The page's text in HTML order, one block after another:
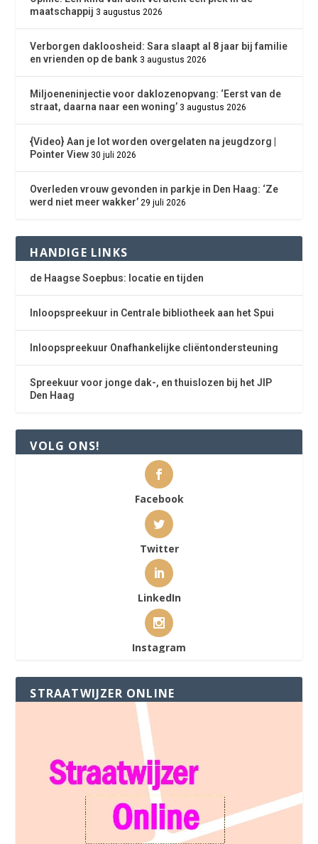
maatschappij 3 augustus 2026
Verborgen dakloosheid: Sara slaapt al 8 jaar bij familie
en vrienden op de bank 3 augustus 2026
Miljoeneninjectie voor daklozenopvang: ‘Eerst van de
straat, daarna naar een woning’ 3 augustus 2026
{Video} Aan je lot worden overgelaten na jeugdzorg |
Pointer View 30 juli 2026
Overleden vrouw gevonden in parkje in Den Haag: ‘Ze
werd niet meer wakker’ 29 juli 2026
HANDIGE LINKS
de Haagse Soepbus: locatie en tijden
Inloopspreekuur in Centrale bibliotheek aan het Spui
Inloopspreekuur Onafhankelijke cliëntondersteuning
Spreekuur voor jonge dak-, en thuislozen bij het JIP
Den Haag
VOLG ONS!
Facebook
Twitter
LinkedIn
Instagram
STRAATWIJZER ONLINE